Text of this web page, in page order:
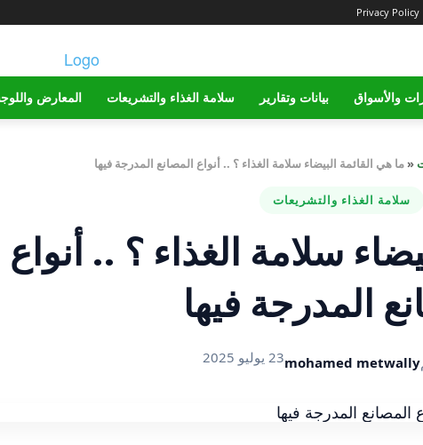
Privacy Policy
والأسواق بيانات وتقارير سلامة الغذاء والتشريعات المعارض
«ما هي القائمة البيضاء سلامة الغذاء ؟ .. أنواع المصانع المدرجة فيها
سلامة الغذاء والتشريعات
سلامة الغذاء ؟ .. أنواع
المدرجة فيها
mohamed metwally23 يوليو 2025